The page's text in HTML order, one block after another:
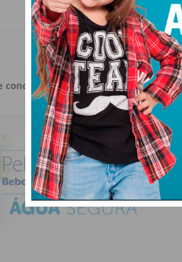
atualizada.
concordo com ostermos e condições